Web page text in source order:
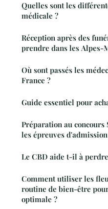
Quelles sont les
médicale ?
Réception après des
prendre dans les Alpes-
Où sont passés les
France ?
Guide essentiel pour
Préparation au
les épreuves d'admission
Le CBD aide t-il à
Comment utiliser les
routine de bien-être
optimale ?